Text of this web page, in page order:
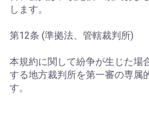
します。
第12条 (準拠法、管轄裁判所)
本規約に関して紛争が生じた場
する地方裁判所を第一審の専属
す。